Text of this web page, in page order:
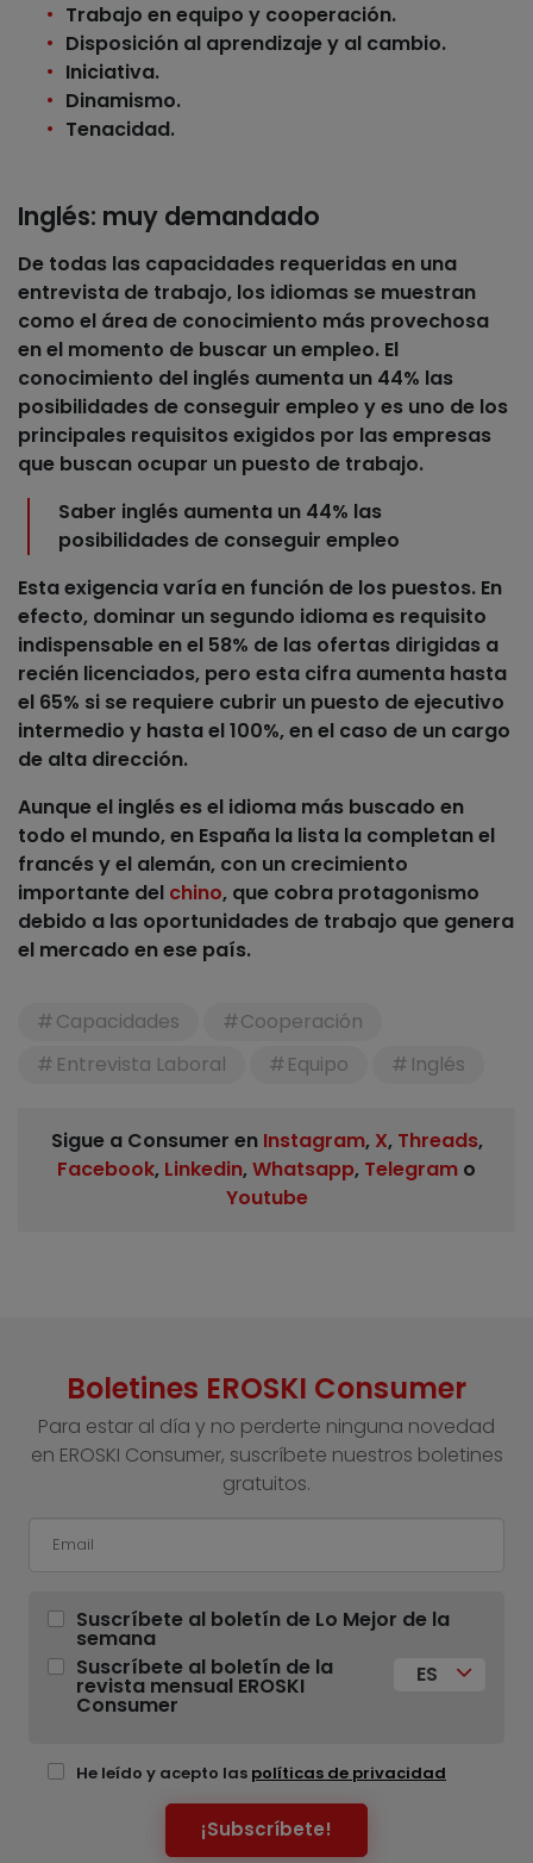
Trabajo en equipo y cooperación.
Disposición al aprendizaje y al cambio.
Iniciativa.
Dinamismo.
Tenacidad.
Inglés: muy demandado
De todas las capacidades requeridas en una
entrevista de trabajo, los idiomas se muestran
como el área de conocimiento más provechosa
en el momento de buscar un empleo. El
conocimiento del inglés aumenta un 44% las
posibilidades de conseguir empleo y es uno de los
principales requisitos exigidos por las empresas
que buscan ocupar un puesto de trabajo.
Saber inglés aumenta un 44% las
posibilidades de conseguir empleo
Esta exigencia varía en función de los puestos. En
efecto, dominar un segundo idioma es requisito
indispensable en el 58% de las ofertas dirigidas a
recién licenciados, pero esta cifra aumenta hasta
el 65% si se requiere cubrir un puesto de ejecutivo
intermedio y hasta el 100%, en el caso de un cargo
de alta dirección.
Aunque el inglés es el idioma más buscado en
todo el mundo, en España la lista la completan el
francés y el alemán, con un crecimiento
importante del chino, que cobra protagonismo
debido a las oportunidades de trabajo que genera
el mercado en ese país.
Capacidades
Cooperación
Entrevista Laboral
Equipo Inglés
Sigue a Consumer en Instagram, X, Threads,
Facebook, Linkedin,Whatsapp, Telegram o
Youtube
Boletines EROSKI Consumer
Para estar al día y no perderte ninguna novedad
en EROSKI Consumer, suscríbete nuestros boletines
gratuitos.
Suscríbete al boletín de Lo Mejor de la
semana
Suscríbete al boletín de la
revista mensual EROSKI
Consumer
ES
He leído y acepto las políticas de privacidad
¡Subscríbete!